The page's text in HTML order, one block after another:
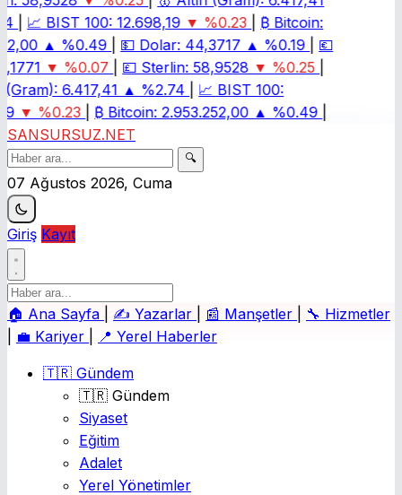
| 📈 BIST 100: 12.698,19 ▼ %0.23 | ₿ Bitcoin:
▲ %0.49 | 💵 Dolar: 44,3717 ▲ %0.19 |
💶
▼ %0.07 | 💷 Sterlin: 58,9528 ▼ %0.25 |
6.417,41 ▲ %2.74 | 📈 BIST 100:
▼ %0.23 | ₿ Bitcoin: 2.953.252,00 ▲ %0.49 |
SANSURSUZ.NET
🔍
07 Ağustos 2026, Cuma
Giriş Kayıt
🏠 Ana Sayfa ✍️ Yazarlar 📰 Manşetler 🔧 Hizmetler
💼 Kariyer 📍 Yerel Haberler
🇹🇷 Gündem
🇹🇷 Gündem
Siyaset
Eğitim
Adalet
Yerel Yönetimler